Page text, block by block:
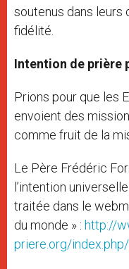
soutenus dans leurs
fidélité.
Intention de prière
Prions pour que les
envoient des
comme fruit de la
Le Père Frédéric
l’intention
traitée dans le
du monde » : http://
priere.org/